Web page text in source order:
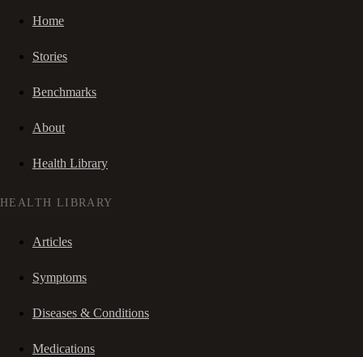
Home
Stories
Benchmarks
About
Health Library
HEALTH LIBRARY
Articles
Symptoms
Diseases & Conditions
Medications